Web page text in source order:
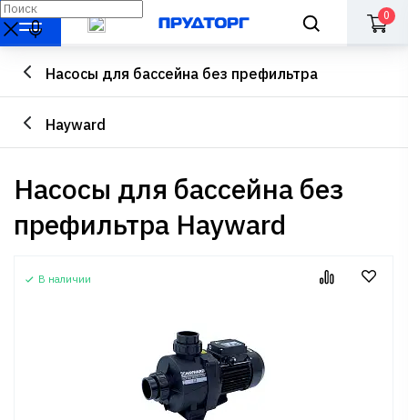
0
Насосы для бассейна без префильтра
Hayward
Насосы для бассейна без
префильтра Hayward
В наличии